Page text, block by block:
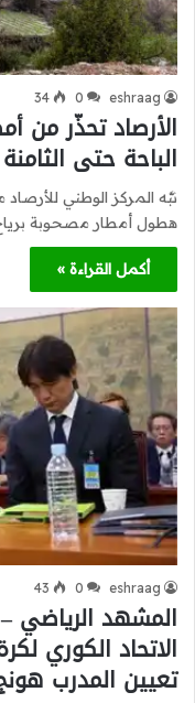
eshraag
0
34
الأرصاد تحذّر من
الباحة حتى
نبَّه المركز الوطني
هطول أمطار مصحوبة
أكمل القراءة »
eshraag
0
43
المشهد
الاتحاد الكوري
تعيين المدرب